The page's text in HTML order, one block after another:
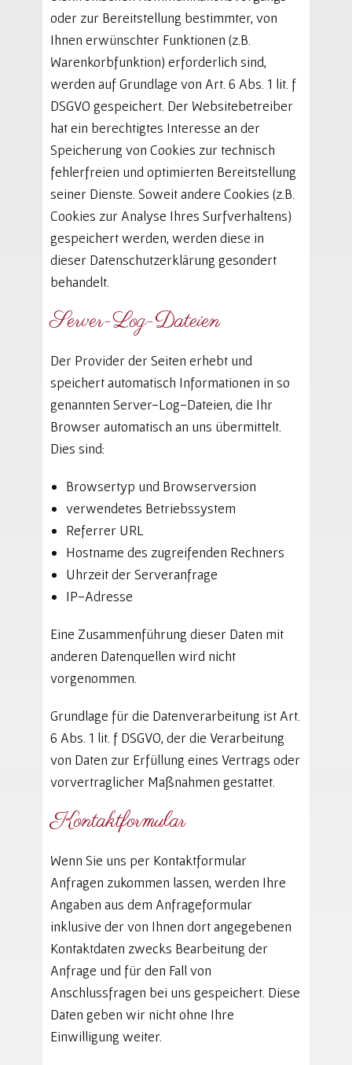
oder zur Bereitstellung bestimmter, von
Ihnen erwünschter Funktionen (z.B.
Warenkorbfunktion) erforderlich sind,
werden auf Grundlage von Art. 6 Abs. 1 lit. f
DSGVO gespeichert. Der Websitebetreiber
hat ein berechtigtes Interesse an der
Speicherung von Cookies zur technisch
fehlerfreien und optimierten Bereitstellung
seiner Dienste. Soweit andere Cookies (z.B.
Cookies zur Analyse Ihres Surfverhaltens)
gespeichert werden, werden diese in
dieser Datenschutzerklärung gesondert
behandelt.
Server-Log-Dateien
Der Provider der Seiten erhebt und
speichert automatisch Informationen in so
genannten Server-Log-Dateien, die Ihr
Browser automatisch an uns übermittelt.
Dies sind:
Browsertyp und Browserversion
verwendetes Betriebssystem
Referrer URL
Hostname des zugreifenden Rechners
Uhrzeit der Serveranfrage
IP-Adresse
Eine Zusammenführung dieser Daten mit
anderen Datenquellen wird nicht
vorgenommen.
Grundlage für die Datenverarbeitung ist Art.
6 Abs. 1 lit. f DSGVO, der die Verarbeitung
von Daten zur Erfüllung eines Vertrags oder
vorvertraglicher Maßnahmen gestattet.
Kontaktformular
Wenn Sie uns per Kontaktformular
Anfragen zukommen lassen, werden Ihre
Angaben aus dem Anfrageformular
inklusive der von Ihnen dort angegebenen
Kontaktdaten zwecks Bearbeitung der
Anfrage und für den Fall von
Anschlussfragen bei uns gespeichert. Diese
Daten geben wir nicht ohne Ihre
Einwilligung weiter.